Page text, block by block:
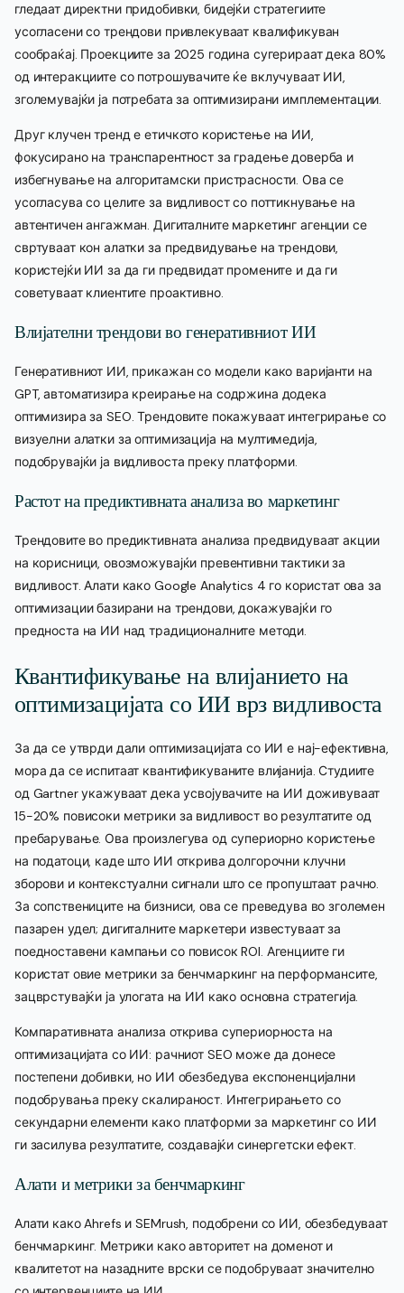
гледаат директни придобивки, бидејќи стратегиите
усогласени со трендови привлекуваат квалификуван
сообраќај. Проекциите за 2025 година сугерираат дека 80%
од интеракциите со потрошувачите ќе вклучуваат ИИ,
зголемувајќи ја потребата за оптимизирани имплементации.
Друг клучен тренд е етичкото користење на ИИ,
фокусирано на транспарентност за градење доверба и
избегнување на алгоритамски пристрасности. Ова се
усогласува со целите за видливост со поттикнување на
автентичен ангажман. Дигиталните маркетинг агенции се
свртуваат кон алатки за предвидување на трендови,
користејќи ИИ за да ги предвидат промените и да ги
советуваат клиентите проактивно.
Влијателни трендови во генеративниот ИИ
Генеративниот ИИ, прикажан со модели како варијанти на
GPT, автоматизира креирање на содржина додека
оптимизира за SEO. Трендовите покажуваат интегрирање со
визуелни алатки за оптимизација на мултимедија,
подобрувајќи ја видливоста преку платформи.
Растот на предиктивната анализа во маркетинг
Трендовите во предиктивната анализа предвидуваат акции
на корисници, овозможувајќи превентивни тактики за
видливост. Алати како Google Analytics 4 го користат ова за
оптимизации базирани на трендови, докажувајќи го
предноста на ИИ над традиционалните методи.
Квантификување на влијанието на
оптимизацијата со ИИ врз видливоста
За да се утврди дали оптимизацијата со ИИ е нај-ефективна,
мора да се испитаат квантификуваните влијанија. Студиите
од Gartner укажуваат дека усвојувачите на ИИ доживуваат
15-20% повисоки метрики за видливост во резултатите од
пребарување. Ова произлегува од супериорно користење
на податоци, каде што ИИ открива долгорочни клучни
зборови и контекстуални сигнали што се пропуштаат рачно.
За сопствениците на бизниси, ова се преведува во зголемен
пазарен удел; дигиталните маркетери известуваат за
поедноставени кампањи со повисок ROI. Агенциите ги
користат овие метрики за бенчмаркинг на перформансите,
зацврстувајќи ја улогата на ИИ како основна стратегија.
Компаративната анализа открива супериорноста на
оптимизацијата со ИИ: рачниот SEO може да донесе
постепени добивки, но ИИ обезбедува експоненцијални
подобрувања преку скалираност. Интегрирањето со
секундарни елементи како платформи за маркетинг со ИИ
ги засилува резултатите, создавајќи синергетски ефект.
Алати и метрики за бенчмаркинг
Алати како Ahrefs и SEMrush, подобрени со ИИ, обезбедуваат
бенчмаркинг. Метрики како авторитет на доменот и
квалитетот на назадните врски се подобруваат значително